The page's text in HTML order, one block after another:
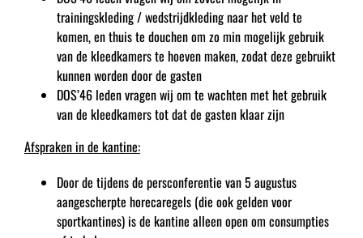
trainingskleding / wedstrijdkleding naar het veld te
komen, en thuis te douchen om zo min mogelijk gebruik
van de kleedkamers te hoeven maken, zodat deze gebruikt
kunnen worden door de gasten
DOS’46 leden vragen wij om te wachten met het gebruik
van de kleedkamers tot dat de gasten klaar zijn
Afspraken in de kantine:
Door de tijdens de persconferentie van 5 augustus
aangescherpte horecaregels (die ook gelden voor
sportkantines) is de kantine alleen open om consumpties